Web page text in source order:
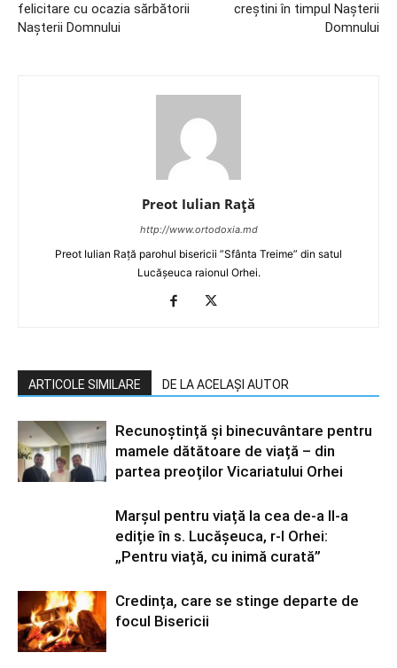
felicitare cu ocazia sărbătorii
Nașterii Domnului
creştini în timpul Nașterii
Domnului
Preot Iulian Raţă
http://www.ortodoxia.md
Preot Iulian Rață parohul bisericii ”Sfânta Treime” din satul
Lucășeuca raionul Orhei.
ARTICOLE SIMILARE DE LA ACELAȘI AUTOR
Recunoștință și binecuvântare pentru
mamele dătătoare de viață – din
partea preoților Vicariatului Orhei
Marșul pentru viață la cea de-a II-a
ediție în s. Lucășeuca, r-l Orhei:
„Pentru viață, cu inimă curată”
Credința, care se stinge departe de
focul Bisericii